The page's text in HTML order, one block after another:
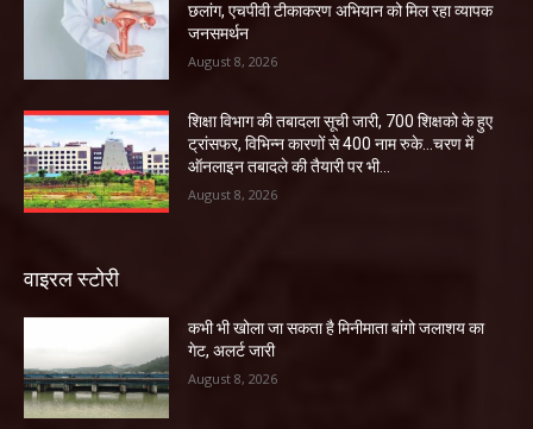
छलांग, एचपीवी टीकाकरण अभियान को मिल रहा व्यापक
जनसमर्थन
August 8, 2026
शिक्षा विभाग की तबादला सूची जारी, 700 शिक्षको के हुए
ट्रांसफर, विभिन्न कारणों से 400 नाम रुके…चरण में
ऑनलाइन तबादले की तैयारी पर भी...
August 8, 2026
वाइरल स्टोरी
कभी भी खोला जा सकता है मिनीमाता बांगो जलाशय का
गेट, अलर्ट जारी
August 8, 2026